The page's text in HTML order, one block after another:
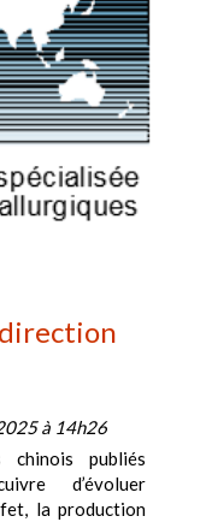
à 14h26
chinois publiés
d’évoluer
la production